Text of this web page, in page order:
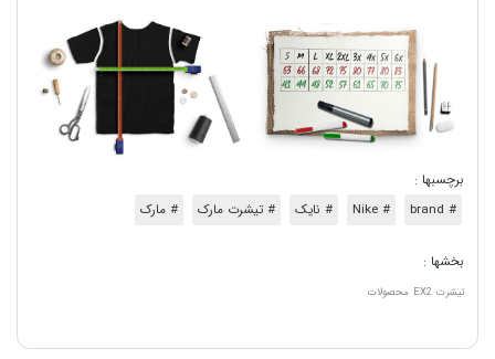
برچسبها :
# brand
# Nike # نایک # تیشرت مارک # مارک
بخشها :
تیشرت EX2 محصولات